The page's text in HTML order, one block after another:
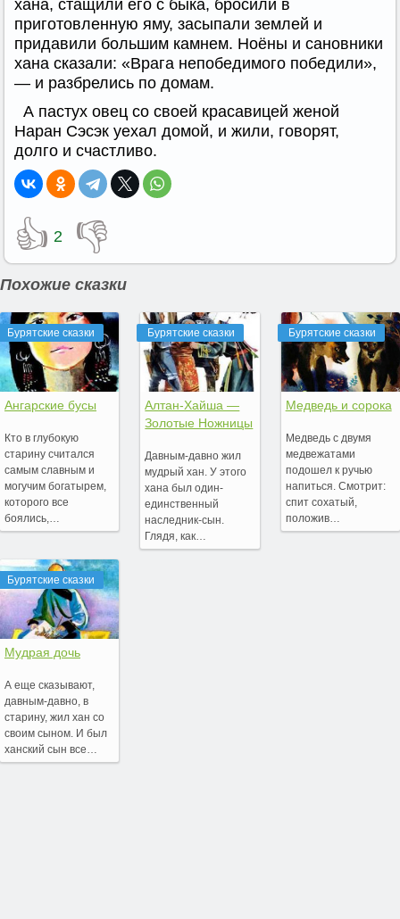
хана, стащили его с быка, бросили в
приготовленную яму, засыпали землей и
придавили большим камнем. Ноёны и сановники
хана сказали: «Врага непобедимого победили»,
— и разбрелись по домам.
А пастух овец со своей красавицей женой
Наран Сэсэк уехал домой, и жили, говорят,
долго и счастливо.
👍 2 👎
Похожие сказки
Бурятские сказки
Ангарские бусы
Кто в глубокую
старину считался
самым славным и
могучим богатырем,
которого все
боялись,…
Бурятские сказки
Мудрая дочь
А еще сказывают,
давным-давно, в
старину, жил хан со
своим сыном. И был
ханский сын все…
Бурятские сказки
Алтан-Хайша —
Золотые Ножницы
Давным-давно жил
мудрый хан. У этого
хана был один-
единственный
наследник-сын.
Глядя, как…
Бурятские сказки
Медведь и сорока
Медведь с двумя
медвежатами
подошел к ручью
напиться. Смотрит:
спит сохатый,
положив…